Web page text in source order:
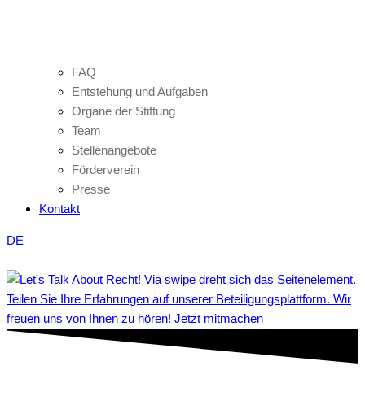
FAQ
Entstehung und Aufgaben
Organe der Stiftung
Team
Stellenangebote
Förderverein
Presse
Kontakt
DE
Teilen Sie Ihre Erfahrungen auf unserer Beteiligungsplattform. Wir
freuen uns von Ihnen zu hören! Jetzt mitmachen